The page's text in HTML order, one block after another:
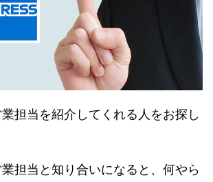
担当を紹介してくれる人をお探し
担当と知り合いになると、何やら